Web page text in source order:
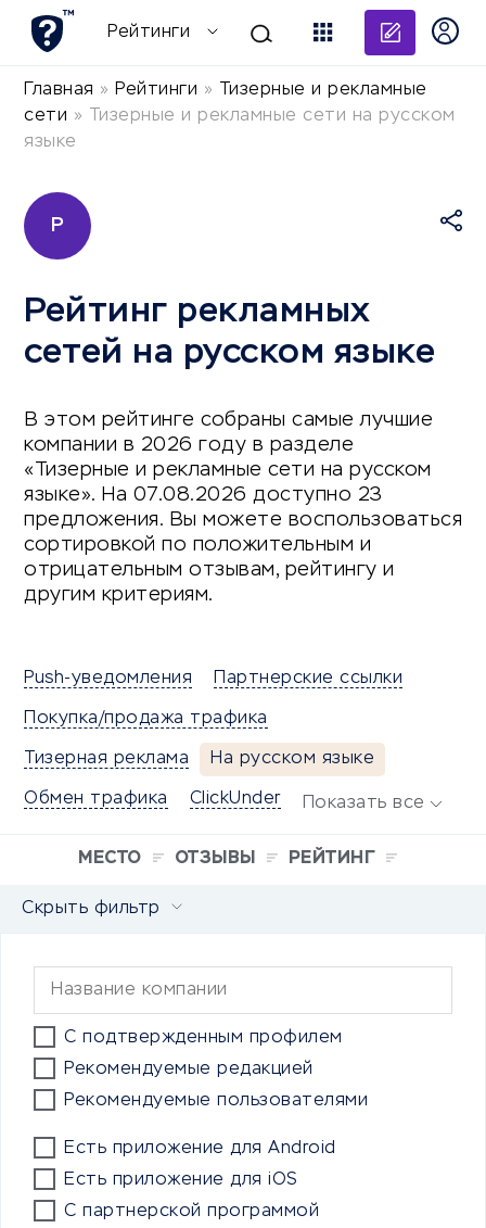
Рейтинги
Главная » Рейтинги »
Тизерные и рекламные
сети »
Тизерные и рекламные сети на русском
языке
Р
Рейтинг рекламных
сетей на русском языке
В этом рейтинге собраны самые лучшие
компании в 2026 году в разделе
«Тизерные и рекламные сети на русском
языке». На 07.08.2026 доступно 23
предложения. Вы можете воспользоваться
сортировкой по положительным и
отрицательным отзывам, рейтингу и
другим критериям.
Push-уведомления Партнерские ссылки
Покупка/продажа трафика
Тизерная реклама На русском языке
Обмен трафика ClickUnder Показать все
МЕСТО ОТЗЫВЫ РЕЙТИНГ
Скрыть фильтр
С подтвержденным профилем
Рекомендуемые редакцией
Рекомендуемые пользователями
Есть приложение для Android
Есть приложение для iOS
С партнерской программой